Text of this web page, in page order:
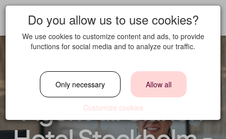
Welcome Office
Agent till Clarion
Do you allow us to use cookies?
We use cookies to customize content and ads, to provide
functions for social media and to analyze our traffic.
Only necessary Allow all
Customize cookies